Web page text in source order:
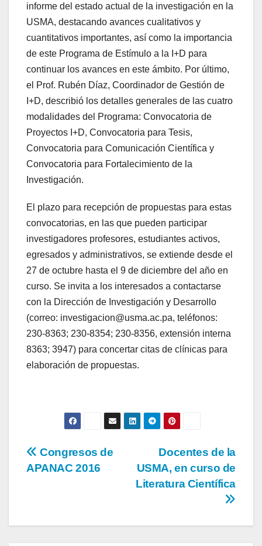
informe del estado actual de la investigación en la
USMA, destacando avances cualitativos y
cuantitativos importantes, así como la importancia
de este Programa de Estímulo a la I+D para
continuar los avances en este ámbito. Por último,
el Prof. Rubén Díaz, Coordinador de Gestión de
I+D, describió los detalles generales de las cuatro
modalidades del Programa: Convocatoria de
Proyectos I+D, Convocatoria para Tesis,
Convocatoria para Comunicación Científica y
Convocatoria para Fortalecimiento de la
Investigación.
El plazo para recepción de propuestas para estas
convocatorias, en las que pueden participar
investigadores profesores, estudiantes activos,
egresados y administrativos, se extiende desde el
27 de octubre hasta el 9 de diciembre del año en
curso. Se invita a los interesados a contactarse
con la Dirección de Investigación y Desarrollo
(correo: investigacion@usma.ac.pa, teléfonos:
230-8363; 230-8354; 230-8356, extensión interna
8363; 3947) para concertar citas de clínicas para
elaboración de propuestas.
Docentes de la
USMA, en curso de
Literatura Científica
Congresos de
APANAC 2016